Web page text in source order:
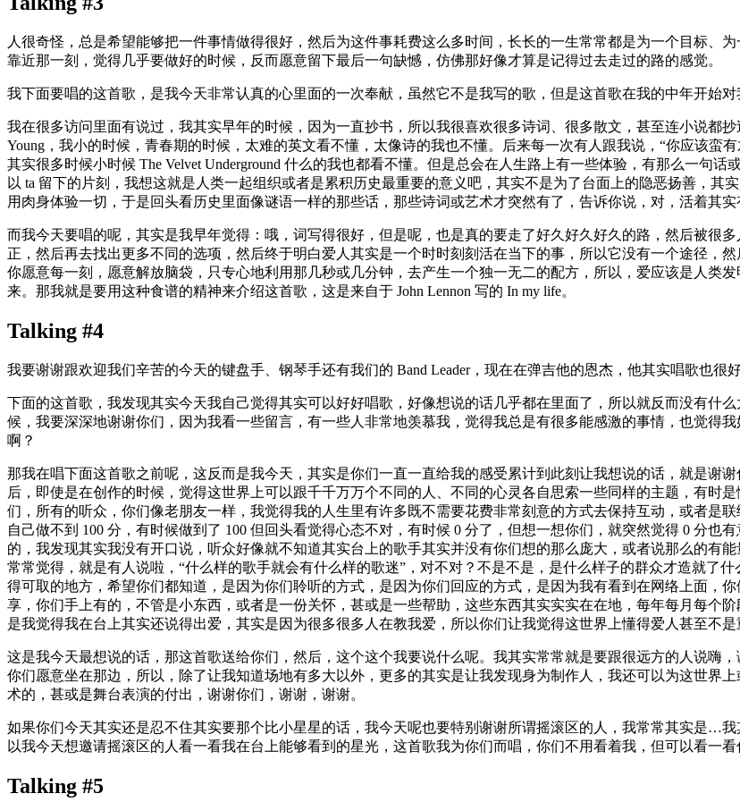
人很奇怪，总是希望能够把一件事情做得很好，然后为这件事耗费这么多时间，长长的一生常常都是为一个目标、
靠近那一刻，觉得几乎要做好的时候，反而愿意留下最后一句缺憾，仿佛那好像才算是记得过去走过的路的感觉。
我下面要唱的这首歌，是我今天非常认真的心里面的一次奉献，虽然它不是我写的歌，但是这首歌在我的中年开始对
我在很多访问里面有说过，我其实早年的时候，因为一直抄书，所以我很喜欢很多诗词、很多散文，甚至连小说都
Young，我小的时候，青春期的时候，太难的英文看不懂，太像诗的我也不懂。后来每一次有人跟我说，“你应该蛮
其实很多时候小时候 The Velvet Underground 什么的我也都看不懂。但是总会在人生路上有一些体验，有那么一句
以 ta 留下的片刻，我想这就是人类一起组织或者是累积历史最重要的意义吧，其实不是为了台面上的隐恶扬善，
用肉身体验一切，于是回头看历史里面像谜语一样的那些话，那些诗词或艺术才突然有了，告诉你说，对，活着其实
而我今天要唱的呢，其实是我早年觉得：哦，词写得很好，但是呢，也是真的要走了好久好久好久的路，然后被很
正，然后再去找出更多不同的选项，然后终于明白爱人其实是一个时时刻刻活在当下的事，所以它没有一个途径，
你愿意每一刻，愿意解放脑袋，只专心地利用那几秒或几分钟，去产生一个独一无二的配方，所以，爱应该是人类
来。那我就是要用这种食谱的精神来介绍这首歌，这是来自于 John Lennon 写的 In my life。
Talking #4
我要谢谢跟欢迎我们辛苦的今天的键盘手、钢琴手还有我们的 Band Leader，现在在弹吉他的恩杰，他其实唱歌也很
下面的这首歌，我发现其实今天我自己觉得其实可以好好唱歌，好像想说的话几乎都在里面了，所以就反而没有什
候，我要深深地谢谢你们，因为我看一些留言，有一些人非常地羡慕我，觉得我总是有很多能感激的事情，也觉得
啊？
那我在唱下面这首歌之前呢，这反而是我今天，其实是你们一直一直给我的感受累计到此刻让我想说的话，就是谢
后，即使是在创作的时候，觉得这世界上可以跟千千万万个不同的人、不同的心灵各自思索一些同样的主题，有时
们，所有的听众，你们像老朋友一样，我觉得我的人生里有许多既不需要花费非常刻意的方式去保持互动，或者是
自己做不到 100 分，有时候做到了 100 但回头看觉得心态不对，有时候 0 分了，但想一想你们，就突然觉得 0 分也
的，我发现其实我没有开口说，听众好像就不知道其实台上的歌手其实并没有你们想的那么庞大，或者说那么的有
常常觉得，就是有人说啦，“什么样的歌手就会有什么样的歌迷”，对不对？不是不是，是什么样子的群众才造就了
得可取的地方，希望你们都知道，是因为你们聆听的方式，是因为你们回应的方式，是因为我有看到在网络上面，
享，你们手上有的，不管是小东西，或者是一份关怀，甚或是一些帮助，这些东西其实实实在在地，每年每月每个
是我觉得我在台上其实还说得出爱，其实是因为很多很多人在教我爱，所以你们让我觉得这世界上懂得爱人甚至不
这是我今天最想说的话，那这首歌送给你们，然后，这个这个我要说什么呢。我其实常常就是要跟很远方的人说嗨
你们愿意坐在那边，所以，除了让我知道场地有多大以外，更多的其实是让我发现身为制作人，我还可以为这世界
术的，甚或是舞台表演的付出，谢谢你们，谢谢，谢谢。
如果你们今天其实还是忍不住其实要那个比小星星的话，我今天呢也要特别谢谢所谓摇滚区的人，我常常其实是…
以我今天想邀请摇滚区的人看一看我在台上能够看到的星光，这首歌我为你们而唱，你们不用看着我，但可以看一
Talking #5